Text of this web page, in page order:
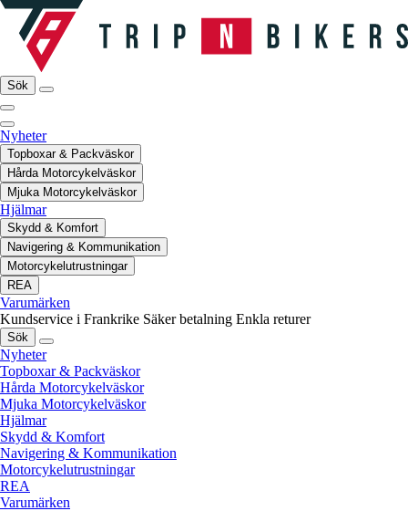
Sök
Nyheter
Topboxar & Packväskor
Hårda Motorcykelväskor
Mjuka Motorcykelväskor
Hjälmar
Skydd & Komfort
Navigering & Kommunikation
Motorcykelutrustningar
REA
Varumärken
Kundservice i Frankrike Säker betalning Enkla returer
Sök
Nyheter
Topboxar & Packväskor
Hårda Motorcykelväskor
Mjuka Motorcykelväskor
Hjälmar
Skydd & Komfort
Navigering & Kommunikation
Motorcykelutrustningar
REA
Varumärken